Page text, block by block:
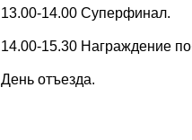
13.00-14.00 Суперфинал.
14.00-15.30 Награждение
День отъезда.